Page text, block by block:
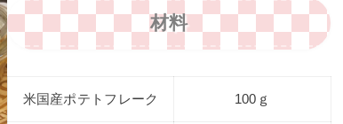
材料
米国産ポテトフレーク 100ｇ